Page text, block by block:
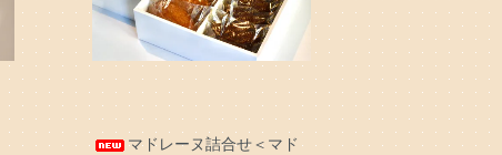
マドレーヌ詰合せ＜マド